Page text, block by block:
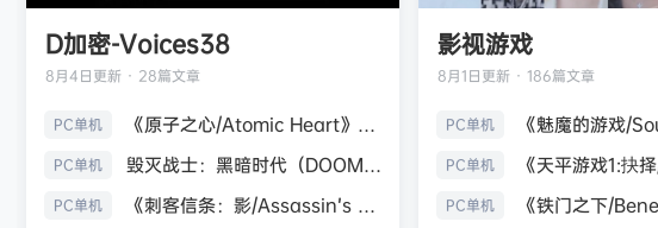
D加密-Voices38
8月4日更新 · 28篇文章
PC单机 《原子之心/Atomic Heart》免安装中文版
PC单机 毁灭战士：黑暗时代（DOOM: The Dark Ages）免安装中文版
PC单机 《刺客信条：影/Assassin’s Creed Shadows》免安装版，非虚拟机
影视游戏
8月1日更新 · 186篇文章
PC单机
PC单机
PC单机